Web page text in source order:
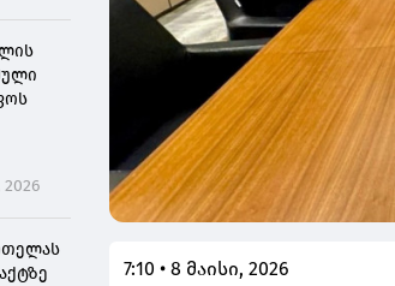
7:10 • 8 მაისი, 2026